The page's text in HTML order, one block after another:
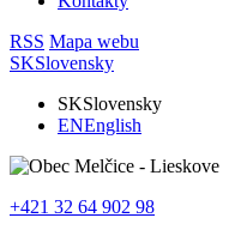
RSS Mapa webu
SKSlovensky
SKSlovensky
ENEnglish
+421 32 64 902 98